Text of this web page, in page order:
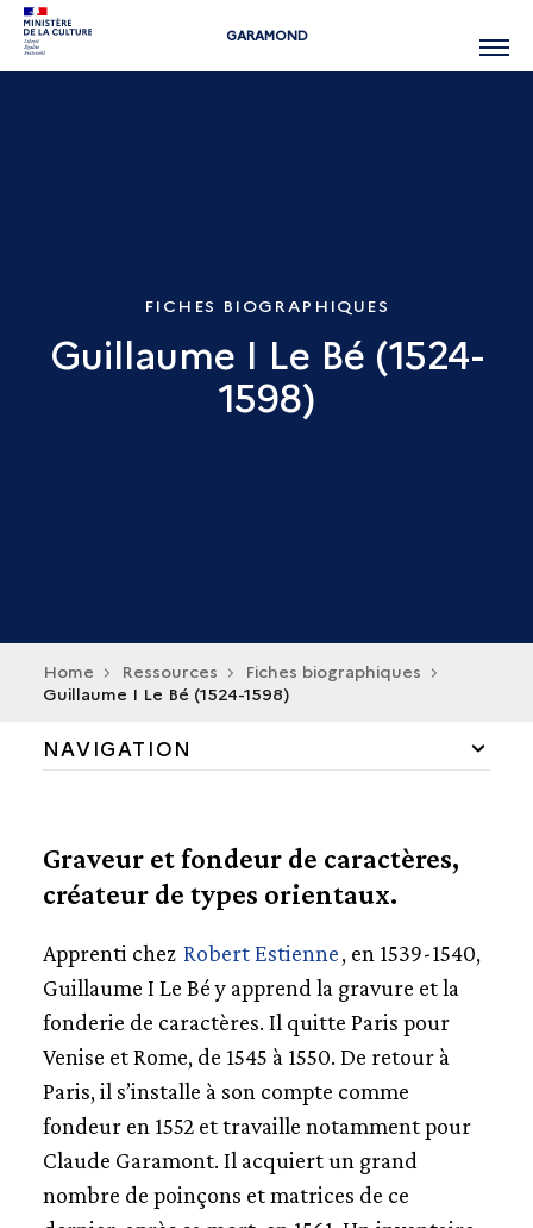
GARAMOND Menu
FICHES BIOGRAPHIQUES
Guillaume I Le Bé (1524-
1598)
Home Ressources
Fiches biographiques
Guillaume I Le Bé (1524-1598)
NAVIGATION
ENSEIGNEMENT ET RECHERCHE
ANTOINE AUGEREAU
JOSSE BADE
JEAN BARBÉ
GUILLAUME BUDÉ
CLAUDE CHEVALLON ET CHARLOTTE
GUILLARD
SIMON COLINES
PIERRE DUCHÂTEL
ROBERT ESTIENNE
Graveur et fondeur de caractères,
créateur de types orientaux.
Apprenti chez Robert Estienne, en 1539-1540,
Guillaume I Le Bé y apprend la gravure et la
fonderie de caractères. Il quitte Paris pour
Venise et Rome, de 1545 à 1550. De retour à
Paris, il s’installe à son compte comme
fondeur en 1552 et travaille notamment pour
Claude Garamont. Il acquiert un grand
nombre de poinçons et matrices de ce